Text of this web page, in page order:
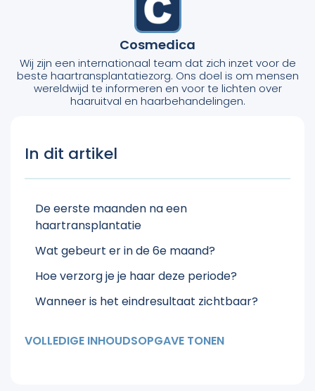
Cosmedica
Wij zijn een internationaal team dat zich inzet voor de
beste haartransplantatiezorg. Ons doel is om mensen
wereldwijd te informeren en voor te lichten over
haaruitval en haarbehandelingen.
In dit artikel
De eerste maanden na een
haartransplantatie
Wat gebeurt er in de 6e maand?
Hoe verzorg je je haar deze periode?
Wanneer is het eindresultaat zichtbaar?
VOLLEDIGE INHOUDSOPGAVE TONEN